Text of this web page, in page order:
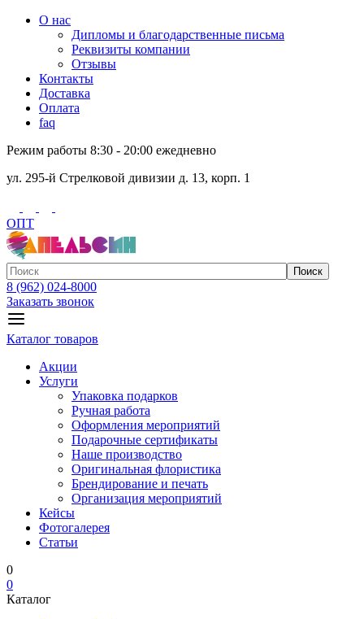
О нас
Дипломы и благодарственные письма
Реквизиты компании
Отзывы
Контакты
Доставка
Оплата
faq
Режим работы 8:30 - 20:00 ежедневно
ул. 295-й Стрелковой дивизии д. 13, корп. 1
ОПТ
Поиск
8 (962) 024-8000
Заказать звонок
Каталог товаров
Акции
Услуги
Упаковка подарков
Ручная работа
Оформления мероприятий
Подарочные сертификаты
Наше производство
Оригинальная флористика
Брендирование и печать
Организация мероприятий
Кейсы
Фотогалерея
Статьи
0
0
Каталог